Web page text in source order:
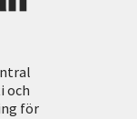
och
för